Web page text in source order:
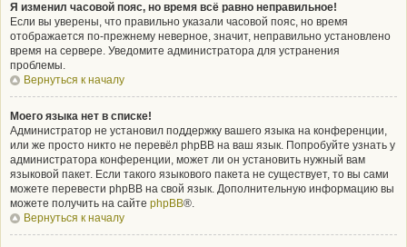
Я изменил часовой пояс, но время всё равно неправильное!
Если вы уверены, что правильно указали часовой пояс, но время
отображается по-прежнему неверное, значит, неправильно установлено
время на сервере. Уведомите администратора для устранения
проблемы.
Вернуться к началу
Моего языка нет в списке!
Администратор не установил поддержку вашего языка на конференции,
или же просто никто не перевёл phpBB на ваш язык. Попробуйте узнать у
администратора конференции, может ли он установить нужный вам
языковой пакет. Если такого языкового пакета не существует, то вы сами
можете перевести phpBB на свой язык. Дополнительную информацию вы
можете получить на сайте phpBB®.
Вернуться к началу